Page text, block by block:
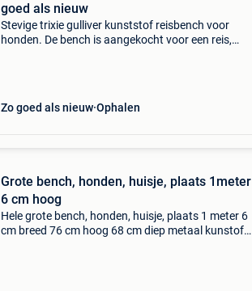
goed als nieuw
Stevige trixie gulliver kunststof reisbench voor
honden. De bench is aangekocht voor een reis,
Zo goed als nieuw Ophalen
Grote bench, honden, huisje, plaats 1meter
6 cm hoog
Hele grote bench, honden, huisje, plaats 1 meter 6
cm breed 76 cm hoog 68 cm diep metaal kunstof